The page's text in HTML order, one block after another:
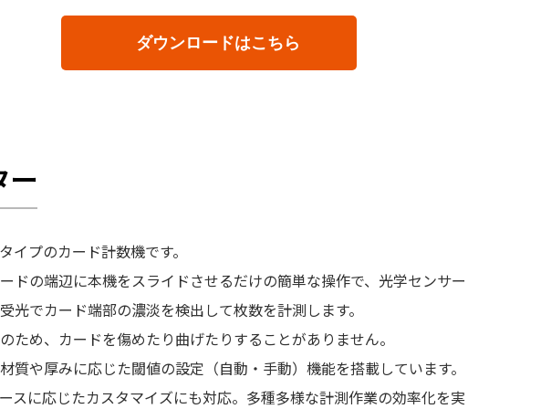
ダウンロードはこちら
ー
イプのカード計数機です。
ドの端辺に本機をスライドさせるだけの簡単な操作で、光学センサー
光でカード端部の濃淡を検出して枚数を計測します。
ため、カードを傷めたり曲げたりすることがありません。
質や厚みに応じた閾値の設定（自動・手動）機能を搭載しています。
スに応じたカスタマイズにも対応。多種多様な計測作業の効率化を実